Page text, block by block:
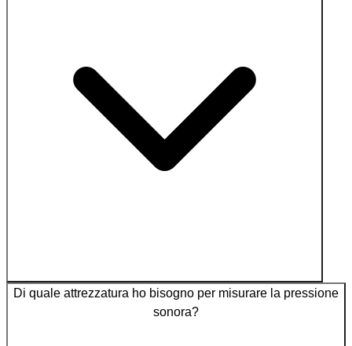
Di quale attrezzatura ho bisogno per misurare la pressione
sonora?